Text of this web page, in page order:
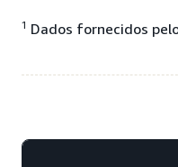
1 Dados fornecidos